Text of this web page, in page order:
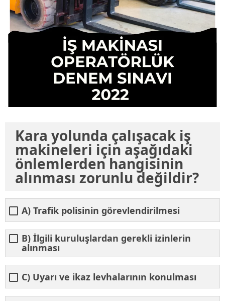
Kara yolunda çalışacak iş
makineleri için aşağıdaki
önlemlerden hangisinin
alınması zorunlu değildir?
A) Trafik polisinin görevlendirilmesi
B) İlgili kuruluşlardan gerekli izinlerin
alınması
C) Uyarı ve ikaz levhalarının konulması